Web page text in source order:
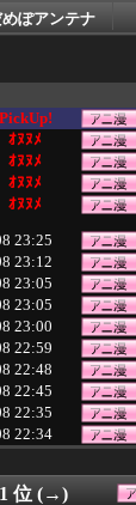
ぽアンテナ
PickUp!
ｵﾇﾇﾒ
ｵﾇﾇﾒ
ｵﾇﾇﾒ
ｵﾇﾇﾒ
23:25
23:12
23:05
23:05
23:00
22:59
22:48
22:45
22:35
22:34
22:29
22:25
1 位 (→)